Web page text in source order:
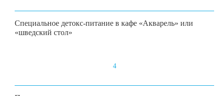
Специальное детокс-питание в кафе «Акварель» или
«шведский стол»
4